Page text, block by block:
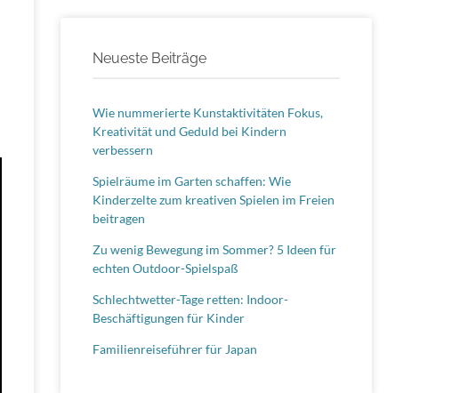
Neueste Beiträge
Wie nummerierte Kunstaktivitäten Fokus,
Kreativität und Geduld bei Kindern
verbessern
Spielräume im Garten schaffen: Wie
Kinderzelte zum kreativen Spielen im Freien
beitragen
Zu wenig Bewegung im Sommer? 5 Ideen für
echten Outdoor-Spielspaß
Schlechtwetter-Tage retten: Indoor-
Beschäftigungen für Kinder
Familienreiseführer für Japan